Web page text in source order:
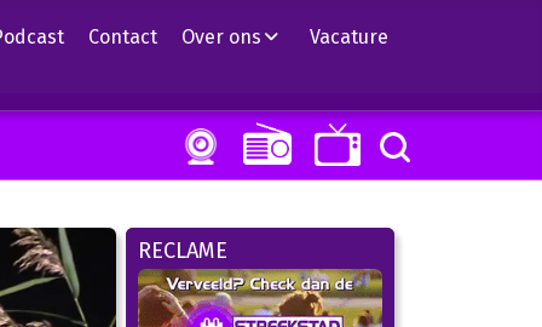
Contact Over ons Vacature
RECLAME